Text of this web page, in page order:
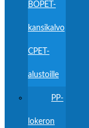
BOPET-
kansikalvo
CPET-
alustoille
PP-
lokeron